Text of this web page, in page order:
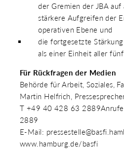
der Gremien der JBA auf
stärkere Aufgreifen der
operativen Ebene und
die fortgesetzte
als einer Einheit aller fünf
Für Rückfragen der Medien
Behörde für Arbeit, Soziales,
Martin Helfrich,
T +49 40 428 63
2889
E-Mail:
www.hamburg.de/basfi